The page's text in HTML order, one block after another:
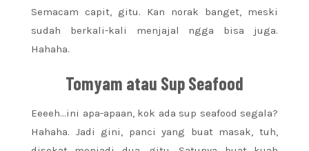
Semacam capit, gitu. Kan norak banget, meski
sudah berkali-kali menjajal ngga bisa juga.
Hahaha.
Tomyam atau Sup Seafood
Eeeeh…ini apa-apaan, kok ada sup seafood segala?
Hahaha. Jadi gini, panci yang buat masak, tuh,